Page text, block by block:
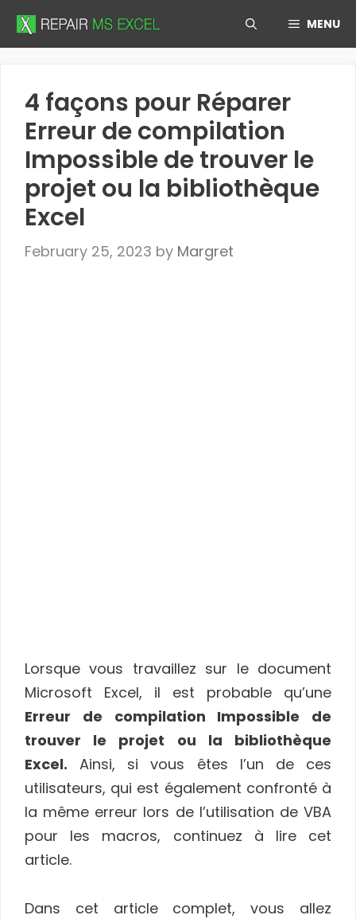
Skip
MENU
4 façons pour Réparer
Erreur de compilation
Impossible de trouver le
projet ou la bibliothèque
Excel
February 25, 2023 by Margret
Lorsque vous travaillez sur le document
Microsoft Excel, il est probable qu’une
Erreur de compilation Impossible de
trouver le projet ou la bibliothèque
Excel. Ainsi, si vous êtes l’un de ces
utilisateurs, qui est également confronté à
la même erreur lors de l’utilisation de VBA
pour les macros, continuez à lire cet
article.
Dans cet article complet, vous allez